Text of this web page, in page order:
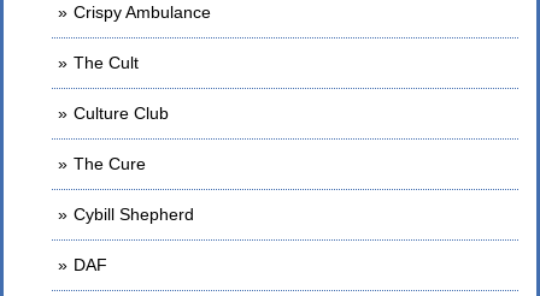
Crispy Ambulance
The Cult
Culture Club
The Cure
Cybill Shepherd
DAF